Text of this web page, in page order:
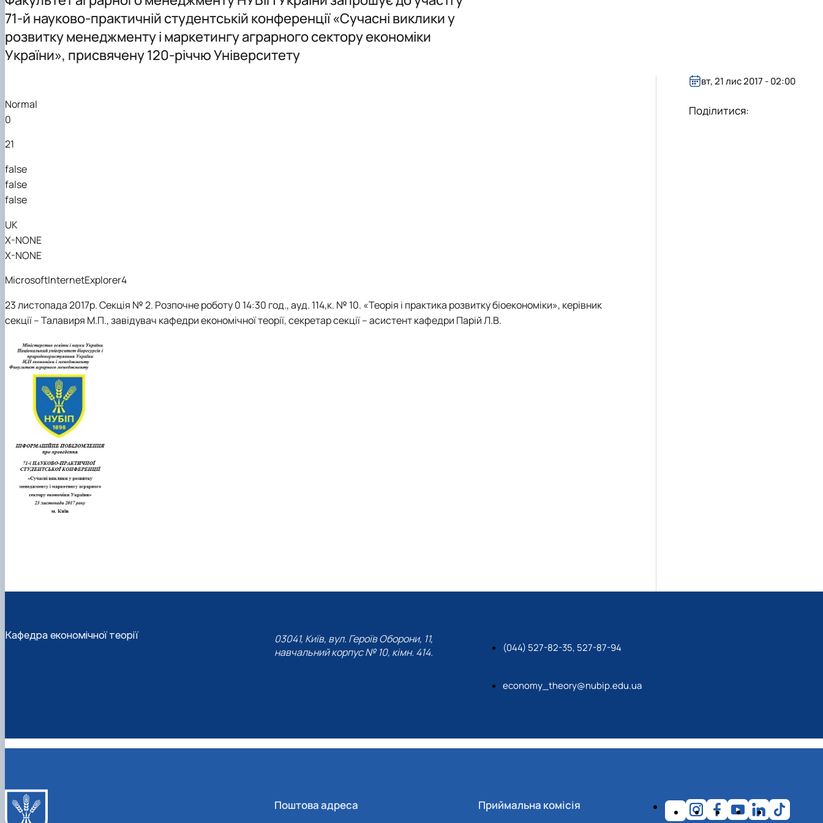
Структурні підрозділи кафедри
71-й науково-практичній студентській конференції «Сучасні виклики у
розвитку менеджменту і маркетингу аграрного сектору економіки
України», присвячену 120-річчю Університету
Normal
0
21
false
false
false
UK
X-NONE
X-NONE
MicrosoftInternetExplorer4
23 листопада 2017р. Секція № 2. Розпочне роботу 0 14:30 год., ауд. 114,к. № 10. «Теорія і практика розвитку біоекономіки», керівник
секції – Талавиря М.П., завідувач кафедри економічної теорії, секретар секції – асистент кафедри Парій Л.В.
вт, 21 лис 2017 - 02:00
Поділитися:
Кафедра економічної теорії
03041, Київ, вул. Героїв Оборони, 11,
навчальний корпус № 10, кімн. 414.
(044) 527-82-35, 527-87-94
economy_theory@nubip.edu.ua
Поштова адреса Приймальна комісія